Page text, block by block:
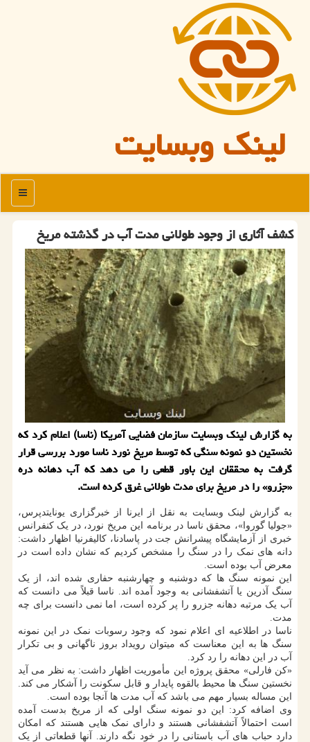
لینک وبسایت
منو
کشف آثاری از وجود طولانی مدت آب در گذشته مریخ
به گزارش لینک وبسایت سازمان فضایی آمریکا (ناسا) اعلام کرد که
نخستین دو نمونه سنگی که توسط مریخ نورد ناسا مورد بررسی قرار
گرفت به محققان این باور قطعی را می دهد که آب دهانه دره
«جزرو» را در مریخ برای مدت طولانی غرق کرده است.
به گزارش لینک وبسایت به نقل از ایرنا از خبرگزاری یونایتدپرس،
«جولیا گوروا»، محقق ناسا در برنامه این مریخ نورد، در یک کنفرانس
خبری از آزمایشگاه پیشرانش جت در پاسادنا، کالیفرنیا اظهار داشت:
دانه های نمک را در سنگ را مشخص کردیم که نشان داده است در
معرض آب بوده است.
این نمونه سنگ ها که دوشنبه و چهارشنبه حفاری شده اند، از یک
سنگ آذرین یا آتشفشانی به وجود آمده اند. ناسا قبلاً می دانست که
آب یک مرتبه دهانه جزرو را پر کرده است، اما نمی دانست برای چه
مدت.
ناسا در اطلاعیه ای اعلام نمود که وجود رسوبات نمک در این نمونه
سنگ ها به این معناست که میتوان رویداد بروز ناگهانی و بی تکرار
آب در این دهانه را رد کرد.
«کن فارلی» محقق پروژه این مأموریت اظهار داشت: به نظر می آید
نخستین سنگ ها محیط بالقوه پایدار و قابل سکونت را آشکار می کند.
این مساله بسیار مهم می باشد که آب مدت ها آنجا بوده است.
وی اضافه کرد: این دو نمونه سنگ اولی که از مریخ بدست آمده
است احتمالاً آتشفشانی هستند و دارای نمک هایی هستند که امکان
دارد حباب های آب باستانی را در خود نگه دارند. آنها قطعاتی از یک